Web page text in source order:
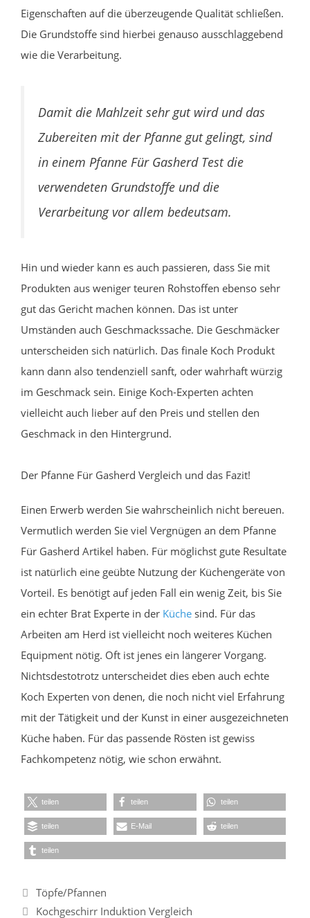
Eigenschaften auf die überzeugende Qualität schließen.
Die Grundstoffe sind hierbei genauso ausschlaggebend
wie die Verarbeitung.
Damit die Mahlzeit sehr gut wird und das
Zubereiten mit der Pfanne gut gelingt, sind
in einem Pfanne Für Gasherd Test die
verwendeten Grundstoffe und die
Verarbeitung vor allem bedeutsam.
Hin und wieder kann es auch passieren, dass Sie mit
Produkten aus weniger teuren Rohstoffen ebenso sehr
gut das Gericht machen können. Das ist unter
Umständen auch Geschmackssache. Die Geschmäcker
unterscheiden sich natürlich. Das finale Koch Produkt
kann dann also tendenziell sanft, oder wahrhaft würzig
im Geschmack sein. Einige Koch-Experten achten
vielleicht auch lieber auf den Preis und stellen den
Geschmack in den Hintergrund.
Der Pfanne Für Gasherd Vergleich und das Fazit!
Einen Erwerb werden Sie wahrscheinlich nicht bereuen.
Vermutlich werden Sie viel Vergnügen an dem Pfanne
Für Gasherd Artikel haben. Für möglichst gute Resultate
ist natürlich eine geübte Nutzung der Küchengeräte von
Vorteil. Es benötigt auf jeden Fall ein wenig Zeit, bis Sie
ein echter Brat Experte in der Küche sind. Für das
Arbeiten am Herd ist vielleicht noch weiteres Küchen
Equipment nötig. Oft ist jenes ein längerer Vorgang.
Nichtsdestotrotz unterscheidet dies eben auch echte
Koch Experten von denen, die noch nicht viel Erfahrung
mit der Tätigkeit und der Kunst in einer ausgezeichneten
Küche haben. Für das passende Rösten ist gewiss
Fachkompetenz nötig, wie schon erwähnt.
teilen teilen teilen
teilen E-Mail teilen
teilen
Kategorien
Töpfe/Pfannen
Kochgeschirr Induktion Vergleich